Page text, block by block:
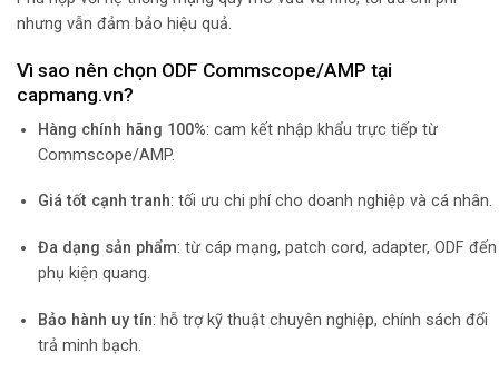
nhưng vẫn đảm bảo hiệu quả.
Vì sao nên chọn ODF Commscope/AMP tại
capmang.vn?
Hàng chính hãng 100%: cam kết nhập khẩu trực tiếp từ
Commscope/AMP.
Giá tốt cạnh tranh: tối ưu chi phí cho doanh nghiệp và cá nhân.
Đa dạng sản phẩm: từ cáp mạng, patch cord, adapter, ODF đến
phụ kiện quang.
Bảo hành uy tín: hỗ trợ kỹ thuật chuyên nghiệp, chính sách đổi
trả minh bạch.